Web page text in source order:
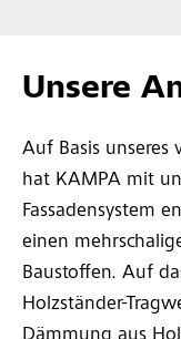
Unsere
Auf Basis unseres
hat KAMPA mit
Fassadensystem
einen
Baustoffen. Auf
Holzständer-